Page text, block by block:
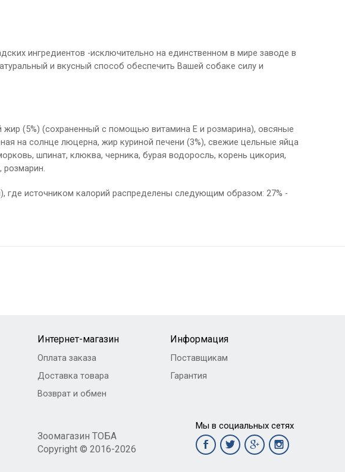
ингредиентов -исключительно на единственном в мире заводе в
и вкусный способ обеспечить Вашей собаке силу и
(5%) (сохраненный с помощью витамина Е и розмарина), овсяные
на солнце люцерна, жир куриной печени (3%), свежие цельные яйца
шпинат, клюква, черника, бурая водоросль, корень цикория,
где источником калорий распределены следующим образом: 27% -
Интернет-магазин
Оплата заказа
Доставка товара
Возврат и обмен
Зоомагазин ТОБА
Copyright © 2016-2026
Информация
Поставщикам
Гарантия
Мы в социальных сетях